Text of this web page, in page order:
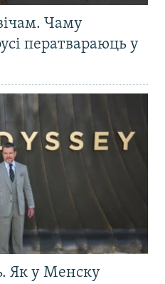
Чаму
ператвараюць у
Як у Менску